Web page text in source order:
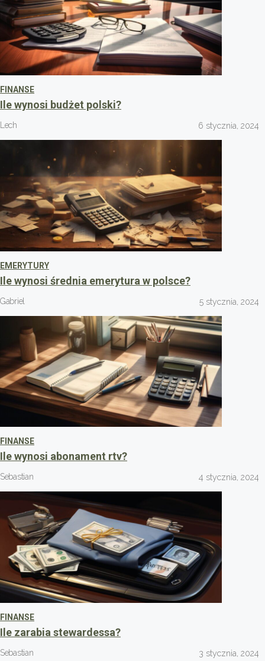
FINANSE
Ile wynosi budżet polski?
Lech 6 stycznia, 2024
EMERYTURY
Ile wynosi średnia emerytura w polsce?
Gabriel 5 stycznia, 2024
FINANSE
Ile wynosi abonament rtv?
Sebastian 4 stycznia, 2024
FINANSE
Ile zarabia stewardessa?
Sebastian 3 stycznia, 2024